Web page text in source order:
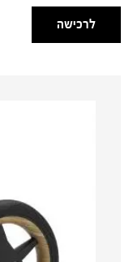
לרכישה